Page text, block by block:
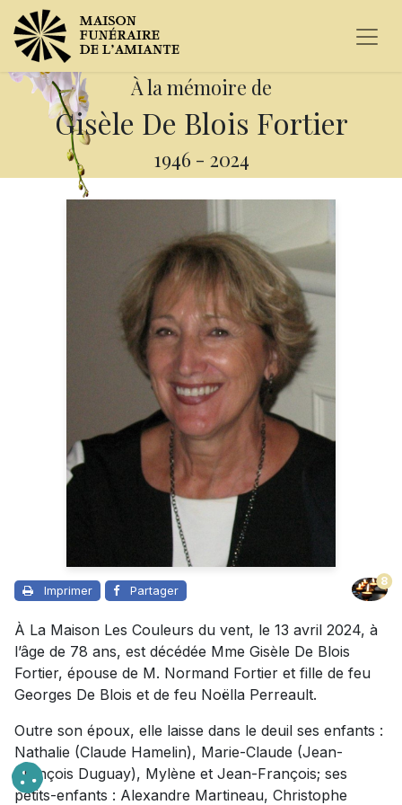
À la mémoire de
Gisèle De Blois Fortier
1946 - 2024
Imprimer Partager
8
À La Maison Les Couleurs du vent, le 13 avril 2024, à
l’âge de 78 ans, est décédée Mme Gisèle De Blois
Fortier, épouse de M. Normand Fortier et fille de feu
Georges De Blois et de feu Noëlla Perreault.
Outre son époux, elle laisse dans le deuil ses enfants :
Nathalie (Claude Hamelin), Marie-Claude (Jean-
François Duguay), Mylène et Jean-François; ses
petits-enfants : Alexandre Martineau, Christophe